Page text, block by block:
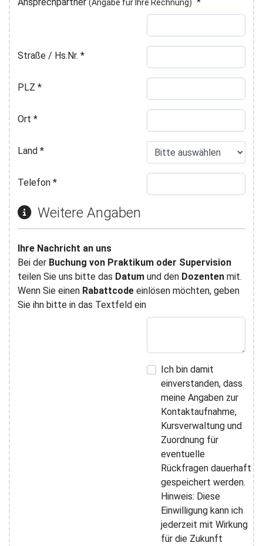
(Angabe für Ihre Rechnung)
Straße / Hs.Nr. *
PLZ *
Ort *
Land*
Telefon*
Weitere Angaben
Ihre Nachricht an uns
Bei der Buchung von Praktikum oder Supervision
teilen Sie uns bitte das Datum und den Dozentenmit.
Wenn Sie einen Rabattcodeeinlösen möchten, geben
Sie ihn bitte in das Textfeld ein
Ich bin damit
einverstanden, dass
meine Angaben zur
Kontaktaufnahme,
Kursverwaltung und
Zuordnung für
eventuelle
Rückfragen dauerhaft
gespeichert werden.
Hinweis: Diese
Einwilligung kann ich
jederzeit mit Wirkung
für die Zukunft